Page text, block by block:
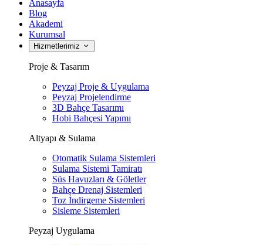
Anasayfa
Blog
Akademi
Kurumsal
Hizmetlerimiz
Proje & Tasarım
Peyzaj Proje & Uygulama
Peyzaj Projelendirme
3D Bahçe Tasarımı
Hobi Bahçesi Yapımı
Altyapı & Sulama
Otomatik Sulama Sistemleri
Sulama Sistemi Tamiratı
Süs Havuzları & Göletler
Bahçe Drenaj Sistemleri
Toz İndirgeme Sistemleri
Sisleme Sistemleri
Peyzaj Uygulama